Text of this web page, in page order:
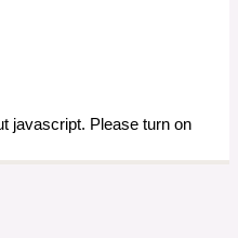
javascript. Please turn on